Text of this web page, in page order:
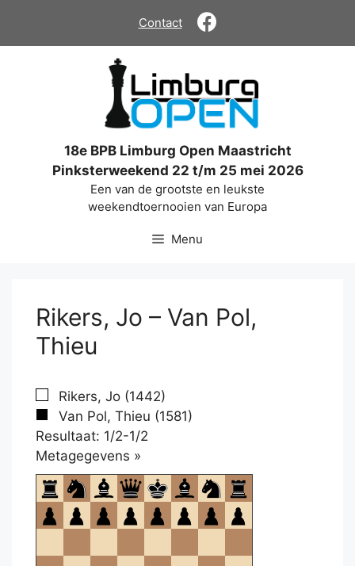
de
Contact
18e BPB Limburg Open Maastricht
Pinksterweekend 22 t/m 25 mei 2026
Een van de grootste en leukste
weekendtoernooien van Europa
Menu
Rikers, Jo – Van Pol,
Thieu
Rikers, Jo (1442)
Van Pol, Thieu (1581)
Resultaat: 1/2-1/2
Metagegevens »
om
te
openen.